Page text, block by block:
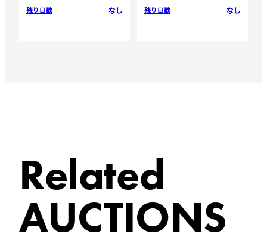
残り日数 なし 残り日数 なし
Related
AUCTIONS